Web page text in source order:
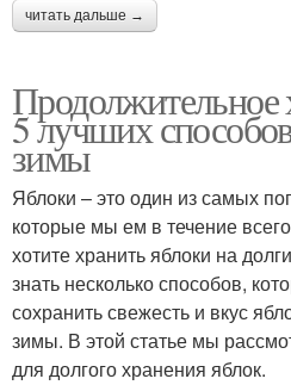
читать дальше →
Продолжительное
5 лучших
зимы
Яблоки – это один из самых
которые мы ем в течение
хотите хранить яблоки на
знать несколько способов,
сохранить свежесть и вкус
зимы. В этой статье мы
для долгого хранения яблок.